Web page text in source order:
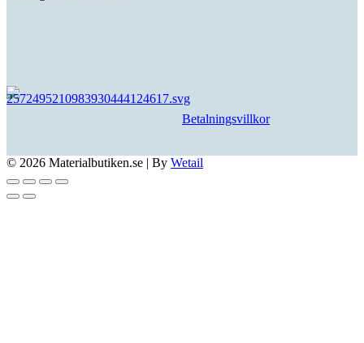
Betalningsvillkor
© 2026 Materialbutiken.se | By Wetail